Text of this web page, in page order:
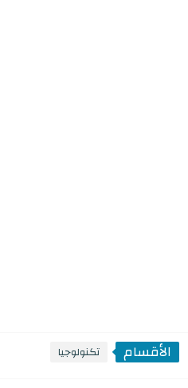
الأقسام تكنولوجيا